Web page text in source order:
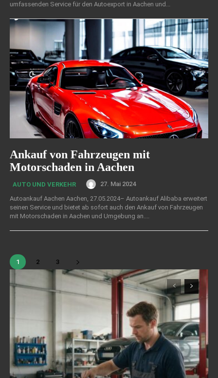
umfassenden Service für den Autoexport in Aachen und...
Ankauf von Fahrzeugen mit
Motorschaden in Aachen
AUTO UND VERKEHR
27. Mai 2024
Autoankauf Aachen Aachen, 27.05.2024– Autoankauf Alibaba erweitert
seinen Service und bietet ab sofort auch den Ankauf von Fahrzeugen
mit Motorschaden in Aachen und Umgebung an....
1 2 3